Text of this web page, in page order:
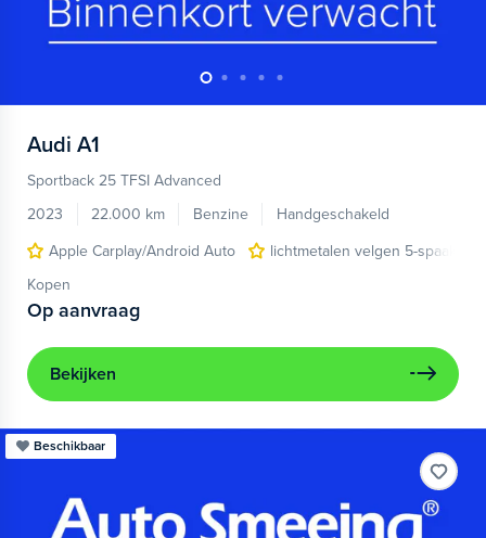
Audi A1
Sportback 25 TFSI Advanced
2023
22.000 km Benzine
Handgeschakeld
Apple Carplay/Android Auto
lichtmetalen velgen 5-spaaks
Kopen
Op aanvraag
Bekijken
Beschikbaar